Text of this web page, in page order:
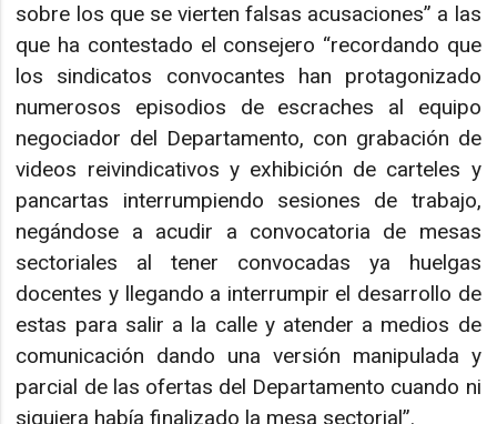
sobre los que se vierten falsas acusaciones” a las
que ha contestado el consejero “recordando que
los sindicatos convocantes han protagonizado
numerosos episodios de escraches al equipo
negociador del Departamento, con grabación de
videos reivindicativos y exhibición de carteles y
pancartas interrumpiendo sesiones de trabajo,
negándose a acudir a convocatoria de mesas
sectoriales al tener convocadas ya huelgas
docentes y llegando a interrumpir el desarrollo de
estas para salir a la calle y atender a medios de
comunicación dando una versión manipulada y
parcial de las ofertas del Departamento cuando ni
siquiera había finalizado la mesa sectorial”.